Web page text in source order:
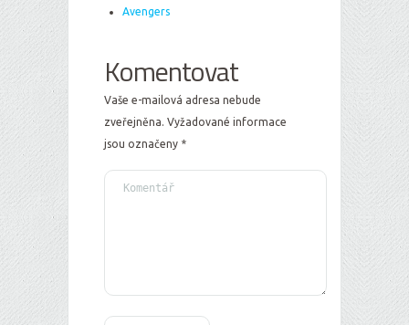
Avengers
Komentovat
Vaše e-mailová adresa nebude
zveřejněna. Vyžadované informace
jsou označeny *